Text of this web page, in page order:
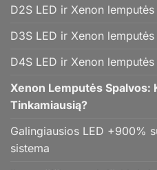
D2S LED ir Xenon lemputės
D3S LED ir Xenon lemputės
D4S LED ir Xenon lemputės
Xenon Lemputės Spalvos:
Tinkamiausią?
Galingiausios LED +900%
sistema